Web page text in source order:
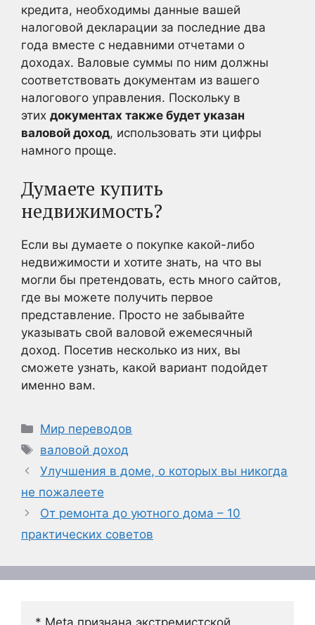
кредита, необходимы данные вашей
налоговой декларации за последние два
года вместе с недавними отчетами о
доходах. Валовые суммы по ним должны
соответствовать документам из вашего
налогового управления. Поскольку в
этих документах также будет указан
валовой доход, использовать эти цифры
намного проще.
Думаете купить
недвижимость?
Если вы думаете о покупке какой-либо
недвижимости и хотите знать, на что вы
могли бы претендовать, есть много сайтов,
где вы можете получить первое
представление. Просто не забывайте
указывать свой валовой ежемесячный
доход. Посетив несколько из них, вы
сможете узнать, какой вариант подойдет
именно вам.
Рубрики
Мир переводов
Метки
валовой доход
Улучшения в доме, о которых вы никогда
не пожалеете
От ремонта до уютного дома – 10
практических советов
* Meta признана экстремистской